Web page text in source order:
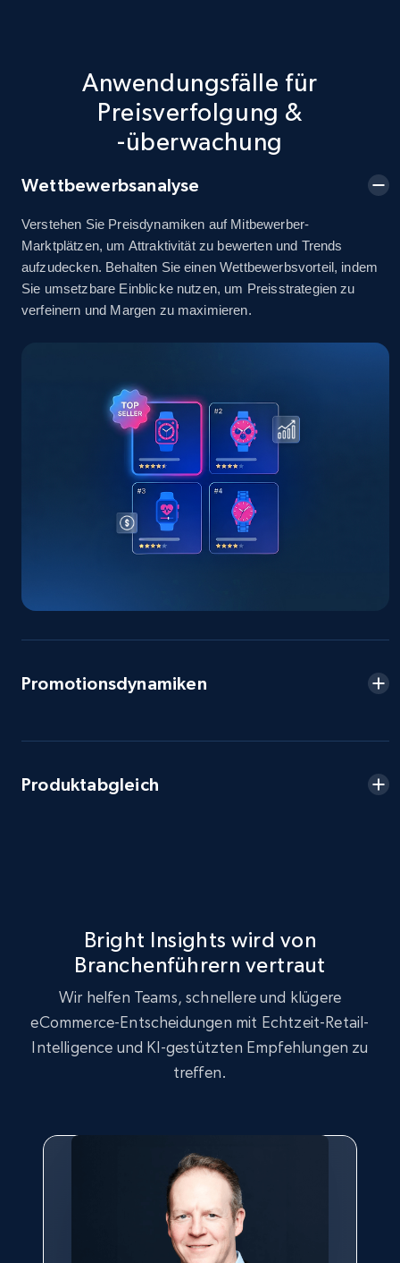
info, Stars, Feedbacks, Return policy, and more.
2.5K+ 378+ Jetzt anfangen
URL, Product id, Title, Seller name, Seller rating,
Seller reviews, Breadcrumbs, Root category, and
more.
eBay - Gather data on products using
specified keywords
URL, Product id, Title, Seller name, Seller rating,
Seller reviews, Breadcrumbs, Root category, and
359+ Jetzt anfangen
Seller reviews, Breadcrumbs, Root category, and
Google Shopping
URL, Product id, Title, Product description,
Google Shopping - collects products from
Anwendungsfälle für
Preisverfolgung &
-überwachung
Wettbewerbsanalyse
Verstehen Sie Preisdynamiken auf Mitbewerber-
Marktplätzen, um Attraktivität zu bewerten und Trends
aufzudecken. Behalten Sie einen Wettbewerbsvorteil, indem
Sie umsetzbare Einblicke nutzen, um Preisstrategien zu
verfeinern und Margen zu maximieren.
Promotionsdynamiken
Produktabgleich
Bright Insights wird von
Branchenführern vertraut
Wir helfen Teams, schnellere und klügere
eCommerce-Entscheidungen mit Echtzeit-Retail-
Intelligence und KI-gestützten Empfehlungen zu
treffen.